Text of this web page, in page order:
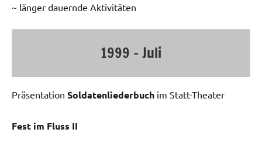
~ länger dauernde Aktivitäten
1999 – Juli
Präsentation Soldatenliederbuch im Statt-Theater
Fest im Fluss II